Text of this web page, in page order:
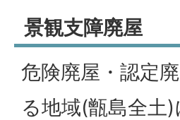
景観支障廃屋
危険廃屋・認定
る地域(甑島全土)